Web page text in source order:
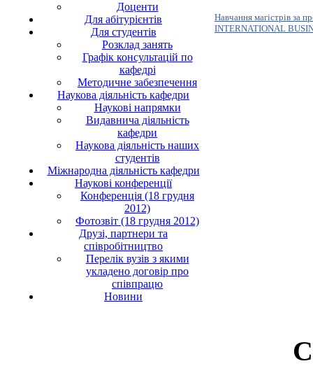
Доценти
Для абітурієнтів
Для студентів
Розклад занять
Графік консультацій по
кафедрі
Методичне забезпечення
Наукова діяльність кафедри
Наукові напрямки
Видавнича діяльність
кафедри
Наукова діяльність наших
студентів
Міжнародна діяльність кафедри
Наукові конференції
Конференція (18 грудня
2012)
Фотозвіт (18 грудня 2012)
Друзі, партнери та
співробітництво
Перелік вузів з якими
укладено договір про
співпрацю
Новини
Навчання магістрів за
INTERNATIONAL